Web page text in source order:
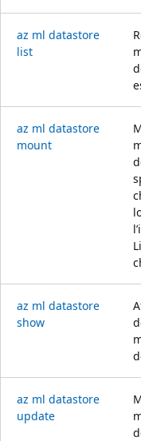
az ml datastore
list
az ml datastore
mount
az ml datastore
show
az ml datastore
update